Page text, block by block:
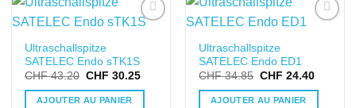
LISTE DE
SOUHAITS
Ultraschallspitze
SATELEC Endo sTK1S
CHF43.20 CHF 30.25
AJOUTER AU PANIER
LISTE DE
SOUHAITS
Ultraschallspitze
SATELEC Endo ED1
CHF34.85 CHF 24.40
AJOUTER AU PANIER